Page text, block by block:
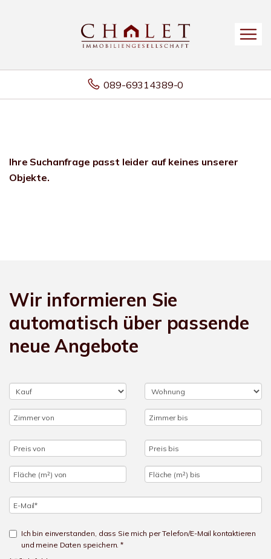
089-69314389-0
Ihre Suchanfrage passt leider auf keines unserer
Objekte.
Wir informieren Sie
automatisch über passende
neue Angebote
Ich bin einverstanden, dass Sie mich per Telefon/E-Mail kontaktieren
und meine Daten speichern. *